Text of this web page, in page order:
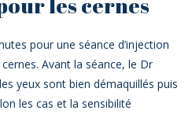
pour une séance d’injection
Avant la séance, le Dr
yeux sont bien démaquillés puis
les cas et la sensibilité